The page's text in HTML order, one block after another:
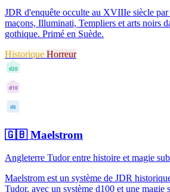
JDR d'enquête occulte au XVIIIe siècle
maçons, Illuminati, Templiers et arts noirs
gothique. Primé en Suède.
Historique Horreur
d20
d10
d6
🇬🇧Maelstrom
Angleterre Tudor entre histoire et magie
Maelstrom est un système de JDR
Tudor, avec un système d100 et une